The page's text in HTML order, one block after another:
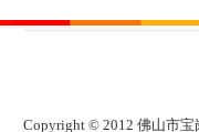
Copyright © 2012 佛山市